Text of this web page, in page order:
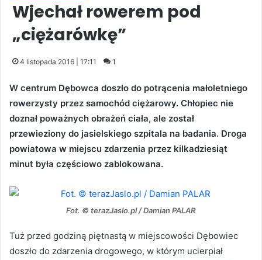
Wjechał rowerem pod
„ciężarówkę”
4 listopada 2016 | 17:11 1
W centrum Dębowca doszło do potrącenia małoletniego
rowerzysty przez samochód ciężarowy. Chłopiec nie
doznał poważnych obrażeń ciała, ale został
przewieziony do jasielskiego szpitala na badania. Droga
powiatowa w miejscu zdarzenia przez kilkadziesiąt
minut była częściowo zablokowana.
Fot. © terazJaslo.pl / Damian PALAR
Tuż przed godziną piętnastą w miejscowości Dębowiec
doszło do zdarzenia drogowego, w którym ucierpiał